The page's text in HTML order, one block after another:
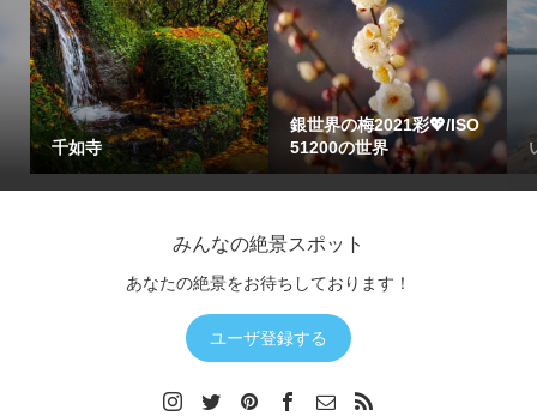
千如寺
銀世界の梅2021彩💖/ISO
51200の世界
みんなの絶景スポット
あなたの絶景をお待ちしております！
ユーザ登録する